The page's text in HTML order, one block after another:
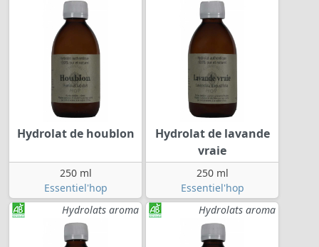
Hydrolat de houblon
250 ml
Essentiel'hop
Hydrolat de lavande
vraie
250 ml
Essentiel'hop
Hydrolats aroma
Hydrolats aroma